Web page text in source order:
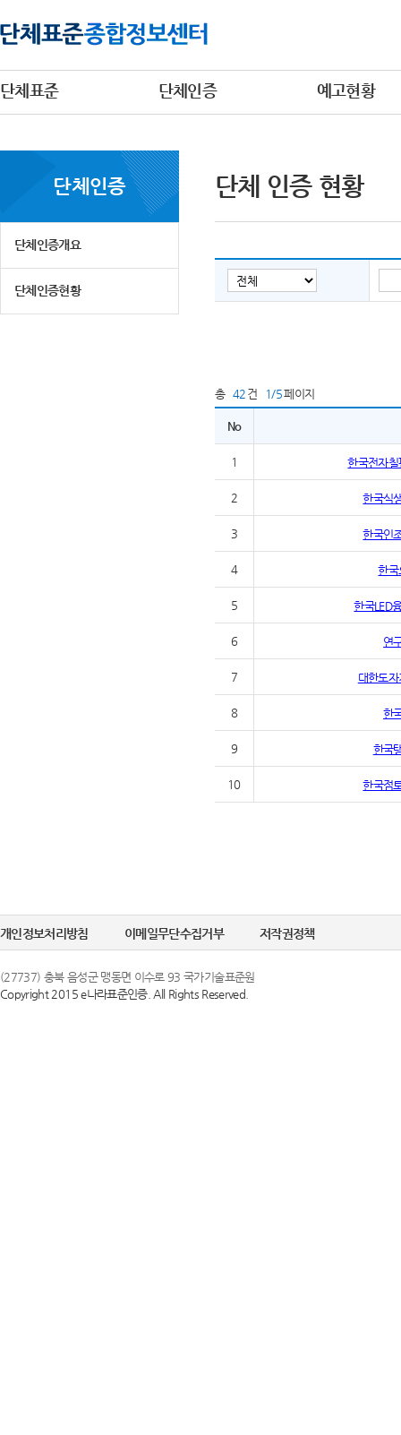
단체표준 단체인증 예고현황
단체인증
단체인증개요
단체인증현황
단체 인증 현황
총 42 건 1/5페이지
No
1 한국전자
2 한국식
3 한국인
4 한국
5 한국LED
6 연
7 대한도
8 한
9 한국
10 한국점
개인정보처리방침 이메일무단수집거부 저작권정책
(27737) 충북 음성군 맹동면 이수로 93 국가기술표준원
Copyright 2015 e나라표준인증. All Rights Reserved.